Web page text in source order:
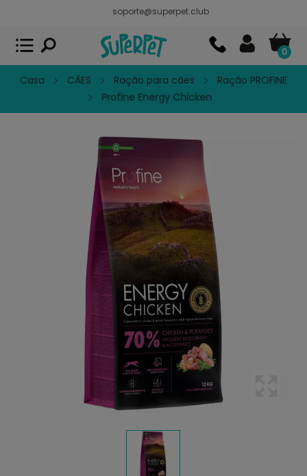
soporte@superpet.club
0
Casa CÃES Ração para cães
Ração PROFINE
Profine Energy Chicken
Superpet, comida para mascotas
APP GRATIS - En Google Play